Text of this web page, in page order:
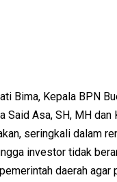
Bima, Kepala BPN
Said Asa, SH, MH
seringkali dalam
investor tidak
daerah